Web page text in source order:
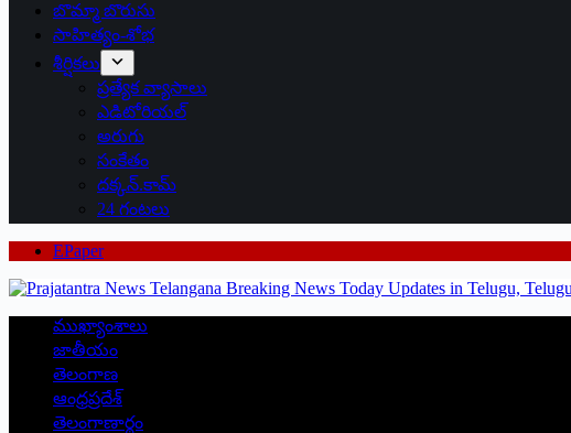
బొమ్మా బొరుసు
సాహిత్యం-శోభ
శీర్షికలు
ప్రత్యేక వ్యాసాలు
ఎడిటోరియల్
అరుగు
సంకేతం
దక్కన్.కామ్
24 గంటలు
EPaper
ముఖ్యాంశాలు
జాతీయం
తెలంగాణ
ఆంధ్రప్రదేశ్
తెలంగాణార్థం